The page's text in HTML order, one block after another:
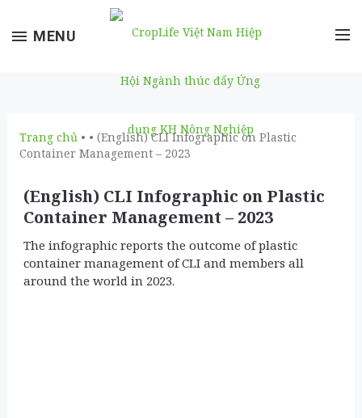
ToggleMENU
Trang chủ• • (English) CLI Infographic on Plastic
Container Management – 2023
(English) CLI Infographic on Plastic
Container Management – 2023
The infographic reports the outcome of plastic
container management of CLI and members all
around the world in 2023.